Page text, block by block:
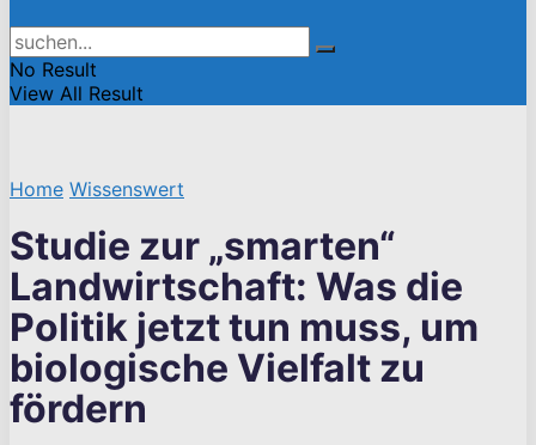
No Result
View All Result
Home Wissenswert
Studie zur „smarten“
Landwirtschaft: Was die
Politik jetzt tun muss, um
biologische Vielfalt zu
fördern